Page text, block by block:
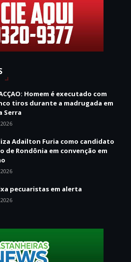
Homem é executado com
tiros durante a madrugada em
Serra
Adailton Furia como candidato
de Rondônia em convenção em
pecuaristas em alerta